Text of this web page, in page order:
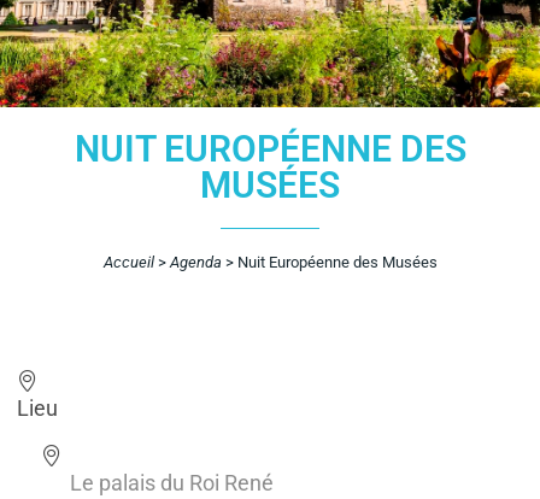
NUIT EUROPÉENNE DES
MUSÉES
Accueil> Agenda > Nuit Européenne des Musées
Lieu
Le palais du Roi René